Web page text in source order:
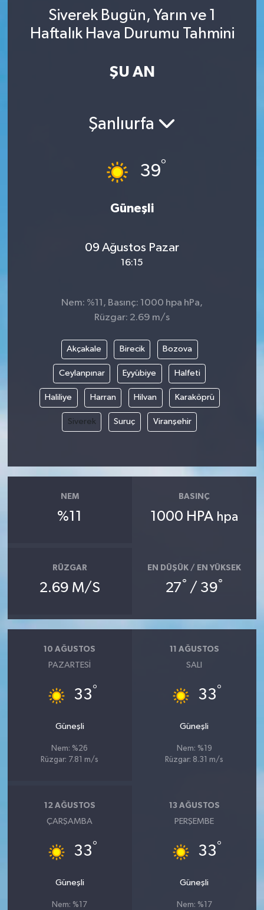
Siverek Bugün, Yarın ve 1
Haftalık Hava Durumu Tahmini
ŞU AN
Şanlıurfa
39°
Güneşli
09 Ağustos Pazar
16:15
Nem: %11, Basınç: 1000 hpa hPa,
Rüzgar: 2.69 m/s
Akçakale Birecik Bozova
Ceylanpınar Eyyübiye Halfeti
Haliliye Harran Hilvan Karaköprü
Siverek Suruç Viranşehir
NEM
%11
BASINÇ
1000 HPA hpa
RÜZGAR
2.69 M/S
EN DÜŞÜK / EN YÜKSEK
27° / 39°
10 AĞUSTOS
PAZARTESI
33°
Güneşli
Nem: %26
Rüzgar: 7.81 m/s
11 AĞUSTOS
SALI
33°
Güneşli
Nem: %19
Rüzgar: 8.31 m/s
12 AĞUSTOS
ÇARŞAMBA
33°
Güneşli
Nem: %17
13 AĞUSTOS
PERŞEMBE
33°
Güneşli
Nem: %17
YAŞAM